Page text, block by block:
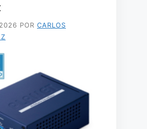
POR CARLOS